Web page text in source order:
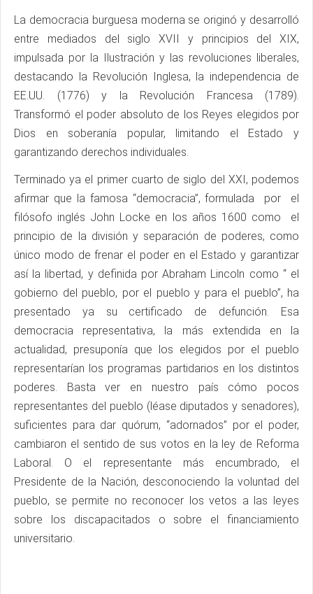
La democracia burguesa moderna se originó y desarrolló
entre mediados del siglo XVII y principios del XIX,
impulsada por la Ilustración y las revoluciones liberales,
destacando la Revolución Inglesa, la independencia de
EE.UU. (1776) y la Revolución Francesa (1789).
Transformó el poder absoluto de los Reyes elegidos por
Dios en soberanía popular, limitando el Estado y
garantizando derechos individuales.
Terminado ya el primer cuarto de siglo del XXI, podemos
afirmar que la famosa “democracia”, formulada por el
filósofo inglés John Locke en los años 1600 como el
principio de la división y separación de poderes, como
único modo de frenar el poder en el Estado y garantizar
así la libertad, y definida por Abraham Lincoln como “ el
gobierno del pueblo, por el pueblo y para el pueblo”, ha
presentado ya su certificado de defunción. Esa
democracia representativa, la más extendida en la
actualidad, presuponía que los elegidos por el pueblo
representarían los programas partidarios en los distintos
poderes. Basta ver en nuestro país cómo pocos
representantes del pueblo (léase diputados y senadores),
suficientes para dar quórum, “adornados” por el poder,
cambiaron el sentido de sus votos en la ley de Reforma
Laboral. O el representante más encumbrado, el
Presidente de la Nación, desconociendo la voluntad del
pueblo, se permite no reconocer los vetos a las leyes
sobre los discapacitados o sobre el financiamiento
universitario.